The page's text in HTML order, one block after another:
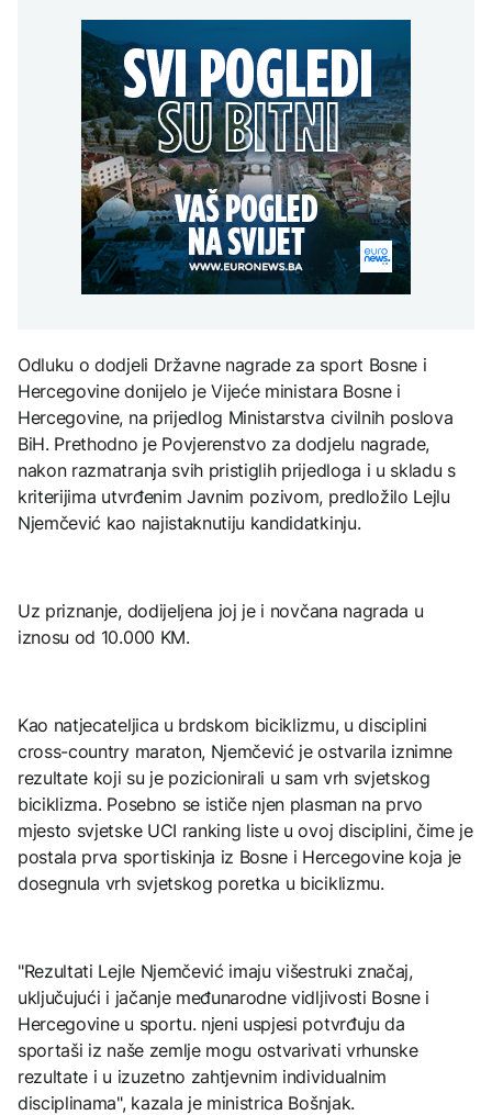
otežava gašenje iz zraka
AKTUELNO
Požar kod Konjica i dalje
aktivan, gust dim
otežava gašenje iz zraka
kontrolisala više od 300
plaža zbog nelegalnog
zauzimanja obale
ultimatum Italiji da ukine
FOKUS
Amerikanci
upozoravaju: Putin bi
mogao testirati NATO
ograničenim napadom,
najveći rizik od jeseni
KULTURA
Rat i pijesak prijete
drevnim piramidama
Meroe u Sudanu
ZANIMLJIVOSTI
Odluku o dodjeli Državne nagrade za sport Bosne i
Hercegovine donijelo je Vijeće ministara Bosne i
Hercegovine, na prijedlog Ministarstva civilnih poslova
BiH. Prethodno je Povjerenstvo za dodjelu nagrade,
nakon razmatranja svih pristiglih prijedloga i u skladu s
kriterijima utvrđenim Javnim pozivom, predložilo Lejlu
Njemčević kao najistaknutiju kandidatkinju.
Uz priznanje, dodijeljena joj je i novčana nagrada u
iznosu od 10.000 KM.
Kao natjecateljica u brdskom biciklizmu, u disciplini
cross-country maraton, Njemčević je ostvarila iznimne
rezultate koji su je pozicionirali u sam vrh svjetskog
biciklizma. Posebno se ističe njen plasman na prvo
mjesto svjetske UCI ranking liste u ovoj disciplini, čime je
postala prva sportiskinja iz Bosne i Hercegovine koja je
dosegnula vrh svjetskog poretka u biciklizmu.
"Rezultati Lejle Njemčević imaju višestruki značaj,
uključujući i jačanje međunarodne vidljivosti Bosne i
Hercegovine u sportu. njeni uspjesi potvrđuju da
sportaši iz naše zemlje mogu ostvarivati vrhunske
rezultate i u izuzetno zahtjevnim individualnim
disciplinama", kazala je ministrica Bošnjak.